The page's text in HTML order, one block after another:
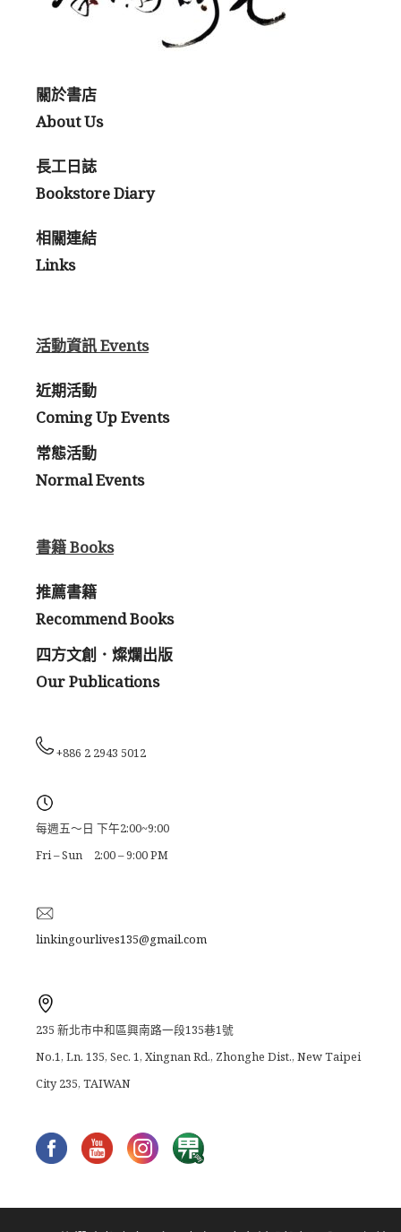
關於書店
About Us
長工日誌
Bookstore Diary
相關連結
Links
活動資訊 Events
近期活動
Coming Up Events
常態活動
Normal Events
書籍 Books
推薦書籍
Recommend Books
四方文創．燦爛出版
Our Publications
+886 2 2943 5012
每週五～日 下午2:00~9:00
Fri – Sun 2:00 – 9:00 PM
linkingourlives135@gmail.com
235 新北市中和區興南路一段135巷1號
No.1, Ln. 135, Sec. 1, Xingnan Rd., Zhonghe Dist., New Taipei
City 235, TAIWAN